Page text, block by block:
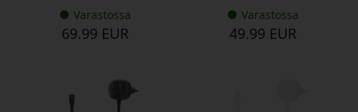
Varastossa
69.99 EUR
Varastossa
49.99 EUR